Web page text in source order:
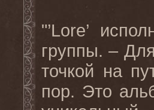
"’Lore’
группы. –
точкой на
пор. Это